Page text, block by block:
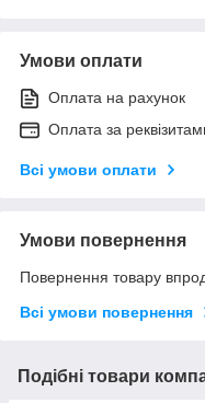
Умови оплати
Оплата на рахунок
Оплата за
Всі умови оплати
Умови повернення
Повернення товару
Всі умови повернення
Подібні товари